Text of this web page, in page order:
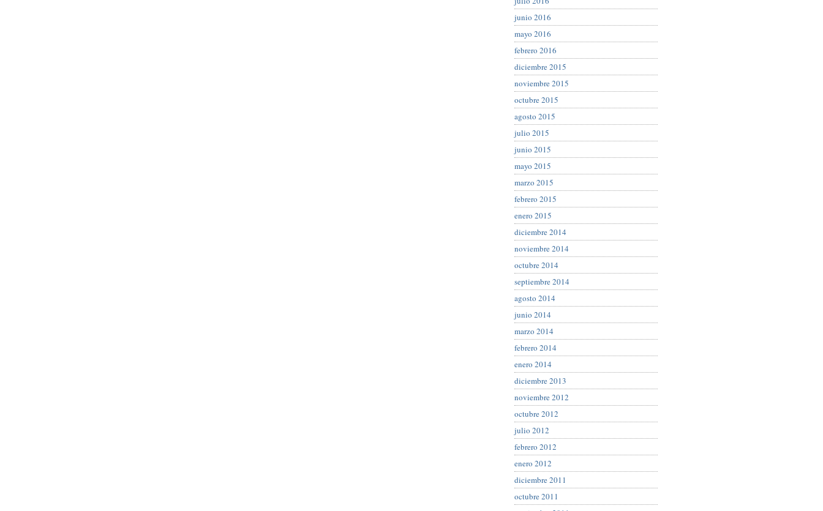
junio 2016
mayo 2016
febrero 2016
diciembre 2015
noviembre 2015
octubre 2015
agosto 2015
julio 2015
junio 2015
mayo 2015
marzo 2015
febrero 2015
enero 2015
diciembre 2014
noviembre 2014
octubre 2014
septiembre 2014
agosto 2014
junio 2014
marzo 2014
febrero 2014
enero 2014
diciembre 2013
noviembre 2012
octubre 2012
julio 2012
febrero 2012
enero 2012
diciembre 2011
octubre 2011